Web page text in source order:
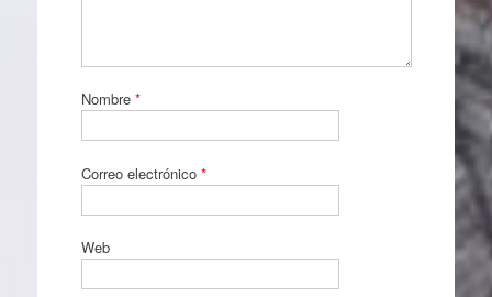
Nombre *
Correo electrónico *
Web